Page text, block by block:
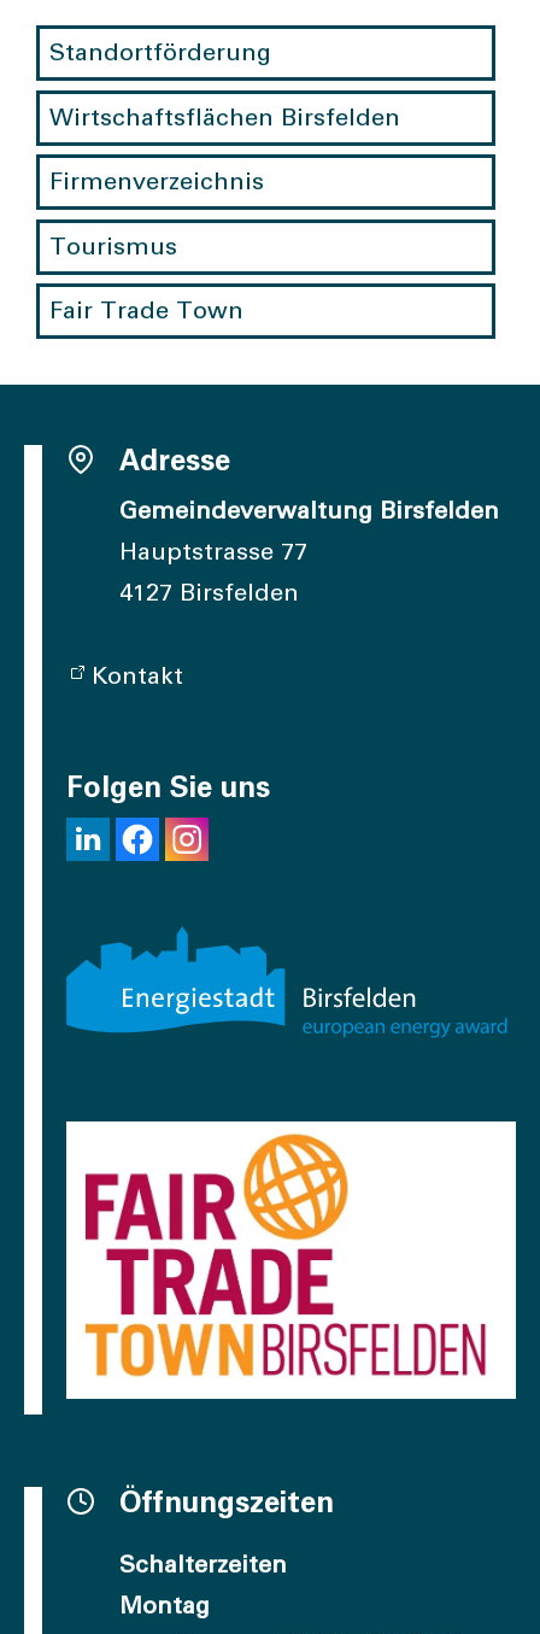
Standortförderung
Wirtschaftsflächen Birsfelden
Firmenverzeichnis
Tourismus
Fair Trade Town
Adresse
Gemeindeverwaltung Birsfelden
Hauptstrasse 77
4127 Birsfelden
Kontakt
Folgen Sie uns
Öffnungszeiten
Schalterzeiten
Montag